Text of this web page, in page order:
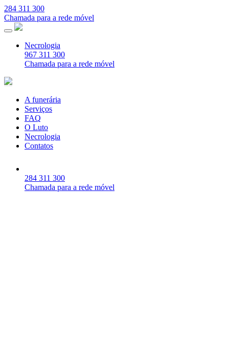
284 311 300
Chamada para a rede móvel
Necrologia
967 311 300
Chamada para a rede móvel
A funerária
Serviços
FAQ
O Luto
Necrologia
Contatos
284 311 300
Chamada para a rede móvel